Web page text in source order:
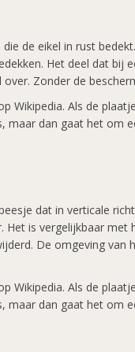
de eikel in rust
Het deel dat
Zonder de
Wikipedia. Als de
dan gaat het om
dat in verticale
Het is vergelijkbaar
De omgeving
Wikipedia. Als de
dan gaat het om